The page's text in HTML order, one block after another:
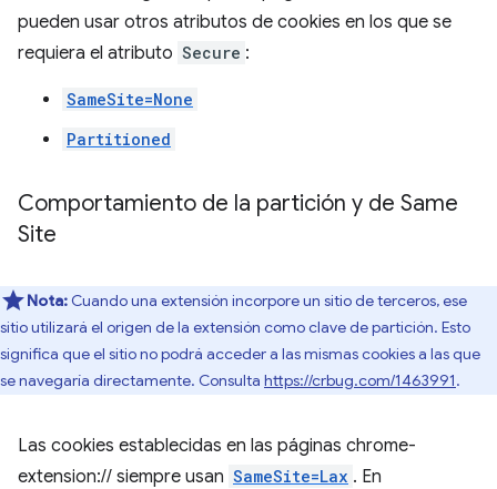
pueden usar otros atributos de cookies en los que se
requiera el atributo Secure :
SameSite=None
Partitioned
Comportamiento de la partición y de Same
Site
Nota: Cuando una extensión incorpore un sitio de terceros, ese
sitio utilizará el origen de la extensión como clave de partición. Esto
significa que el sitio no podrá acceder a las mismas cookies a las que
se navegaría directamente. Consulta https://crbug.com/1463991.
Las cookies establecidas en las páginas chrome-
extension:// siempre usan SameSite=Lax . En